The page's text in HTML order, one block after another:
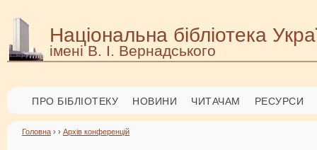
Національна бібліотека
імені В. І. Вернадського
ПРО БІБЛІОТЕКУ НОВИНИ ЧИТАЧАМ РЕСУРСИ
Головна › › Архів конференцій